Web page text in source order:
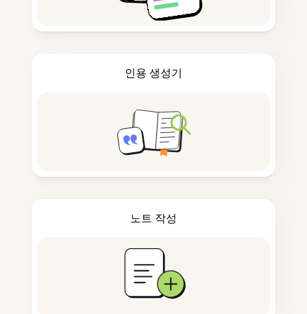
인용 생성기
노트 작성